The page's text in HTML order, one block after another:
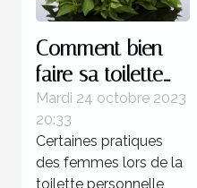
Comment bien
faire sa toilette
intime ?
Mardi 24 octobre 2023
20:33
Certaines pratiques
des femmes lors de la
toilette personnelle